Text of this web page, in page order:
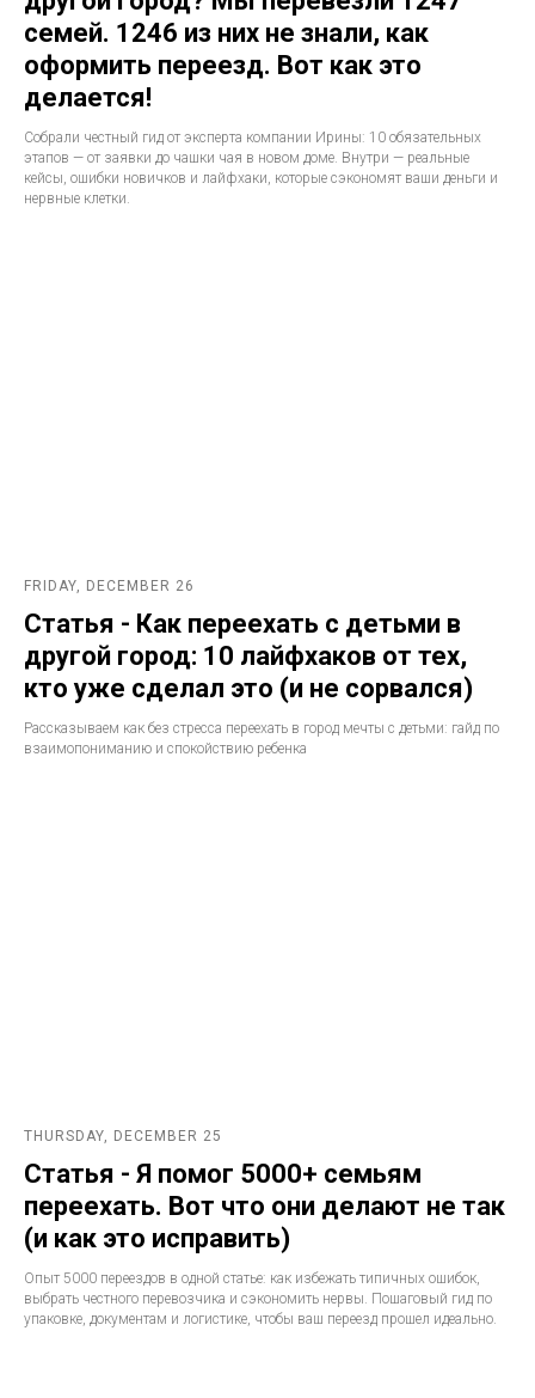
семей. 1246 из них не знали, как
оформить переезд. Вот как это
делается!
Собрали честный гид от эксперта компании Ирины: 10 обязательных
этапов — от заявки до чашки чая в новом доме. Внутри — реальные
кейсы, ошибки новичков и лайфхаки, которые сэкономят ваши деньги и
нервные клетки.
FRIDAY, DECEMBER 26
Статья - Как переехать с детьми в
другой город: 10 лайфхаков от тех,
кто уже сделал это (и не сорвался)
Рассказываем как без стресса переехать в город мечты с детьми: гайд по
взаимопониманию и спокойствию ребенка
THURSDAY, DECEMBER 25
Статья - Я помог 5000+ семьям
переехать. Вот что они делают не так
(и как это исправить)
Опыт 5000 переездов в одной статье: как избежать типичных ошибок,
выбрать честного перевозчика и сэкономить нервы. Пошаговый гид по
упаковке, документам и логистике, чтобы ваш переезд прошел идеально.